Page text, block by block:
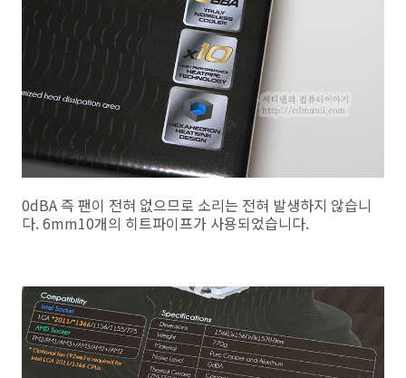
0dBA 즉 팬이 전혀 없으므로 소리는 전혀 발생하지 않습니
다. 6mm10개의 히트파이프가 사용되었습니다.